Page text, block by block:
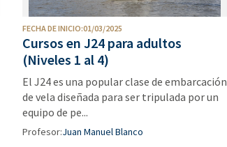
FECHA DE INICIO:01/03/2025
Cursos en J24 para adultos
(Niveles 1 al 4)
El J24 es una popular clase de embarcación
de vela diseñada para ser tripulada por un
equipo de pe...
Profesor:Juan Manuel Blanco